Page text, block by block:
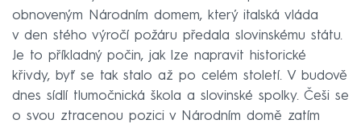
obnoveným Národním domem, který italská vláda
v den stého výročí požáru předala slovinskému státu.
Je to příkladný počin, jak lze napravit historické
křivdy, byť se tak stalo až po celém století. V budově
dnes sídlí tlumočnická škola a slovinské spolky. Češi se
o svou ztracenou pozici v Národním domě zatím